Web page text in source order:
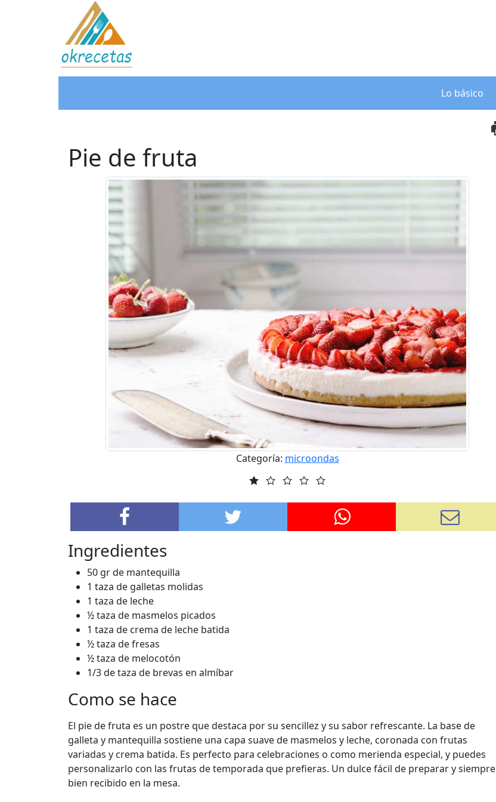
Lo básico
Pie de fruta
Categoría: microondas
Ingredientes
50 gr de mantequilla
1 taza de galletas molidas
1 taza de leche
½ taza de masmelos picados
1 taza de crema de leche batida
½ taza de fresas
½ taza de melocotón
1/3 de taza de brevas en almíbar
Como se hace
El pie de fruta es un postre que destaca por su sencillez y su sabor refrescante. La base de
galleta y mantequilla sostiene una capa suave de masmelos y leche, coronada con frutas
variadas y crema batida. Es perfecto para celebraciones o como merienda especial, y puedes
personalizarlo con las frutas de temporada que prefieras. Un dulce fácil de preparar y siempre
bien recibido en la mesa.